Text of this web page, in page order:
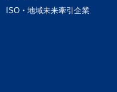
ISO・地域未来牽引企業